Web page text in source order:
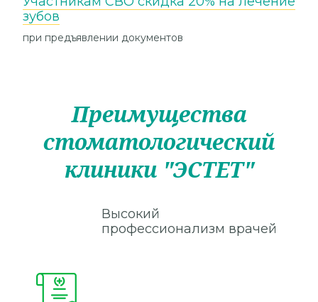
зубов
при предъявлении документов
Преимущества
стоматологический
клиники "ЭСТЕТ"
Высокий
профессионализм врачей